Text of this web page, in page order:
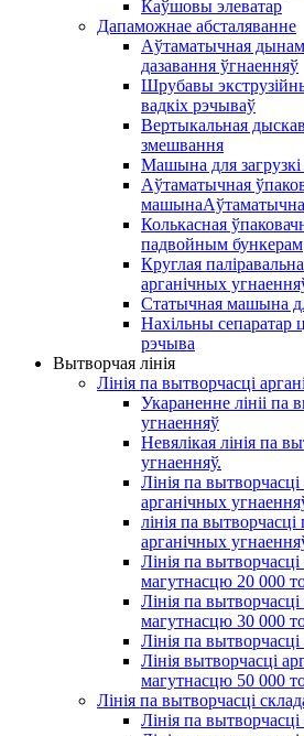
Каўшовы элеватар
Дапаможнае абсталяванне
Аўтаматычная
дазавання ўгнаенняў
Шрубавы
вадкіх рэчываў
Вертыкальная
змешвання
Машына для загрузкі
Аўтаматычная
Колькасная
падвойным бункерам
Круглая
арганічных
Статычная машына
Нахільны сепаратар
рэчыва
Вытворчая лінія
Лінія па вытворчасці
Укараненне лініі па
угнаенняў
Невялікая лінія па
угнаенняў.
Лінія па
арганічных
лінія па
арганічных
Лінія па
магутнасцю 20 000
Лінія па
магутнасцю 30 000
Лінія па
Лінія вытворчасці
магутнасцю 50 000
Лінія па вытворчасці
Лінія па